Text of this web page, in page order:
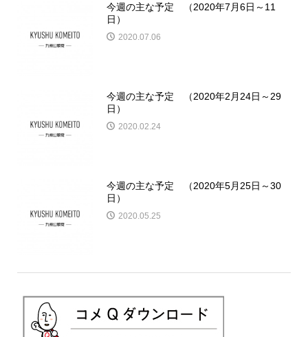
今週の主な予定 （2020年7月6日～11
日）
2020.07.06
今週の主な予定 （2020年2月24日～29
日）
2020.02.24
今週の主な予定 （2020年5月25日～30
日）
2020.05.25